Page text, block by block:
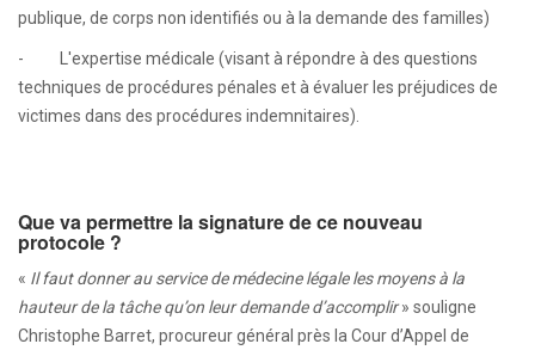
publique, de corps non identifiés ou à la demande des familles)
- L'expertise médicale (visant à répondre à des questions
techniques de procédures pénales et à évaluer les préjudices de
victimes dans des procédures indemnitaires).
Que va permettre la signature de ce nouveau
protocole ?
« Il faut donner au service de médecine légale les moyens à la
hauteur de la tâche qu’on leur demande d’accomplir» souligne
Christophe Barret, procureur général près la Cour d’Appel de